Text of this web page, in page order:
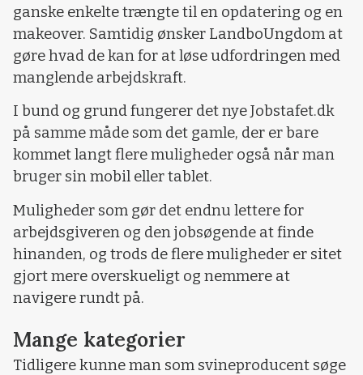
ganske enkelte trængte til en opdatering og en
makeover. Samtidig ønsker LandboUngdom at
gøre hvad de kan for at løse udfordringen med
manglende arbejdskraft.
I bund og grund fungerer det nye Jobstafet.dk
på samme måde som det gamle, der er bare
kommet langt flere muligheder også når man
bruger sin mobil eller tablet.
Muligheder som gør det endnu lettere for
arbejdsgiveren og den jobsøgende at finde
hinanden, og trods de flere muligheder er sitet
gjort mere overskueligt og nemmere at
navigere rundt på.
Mange kategorier
Tidligere kunne man som svineproducent søge